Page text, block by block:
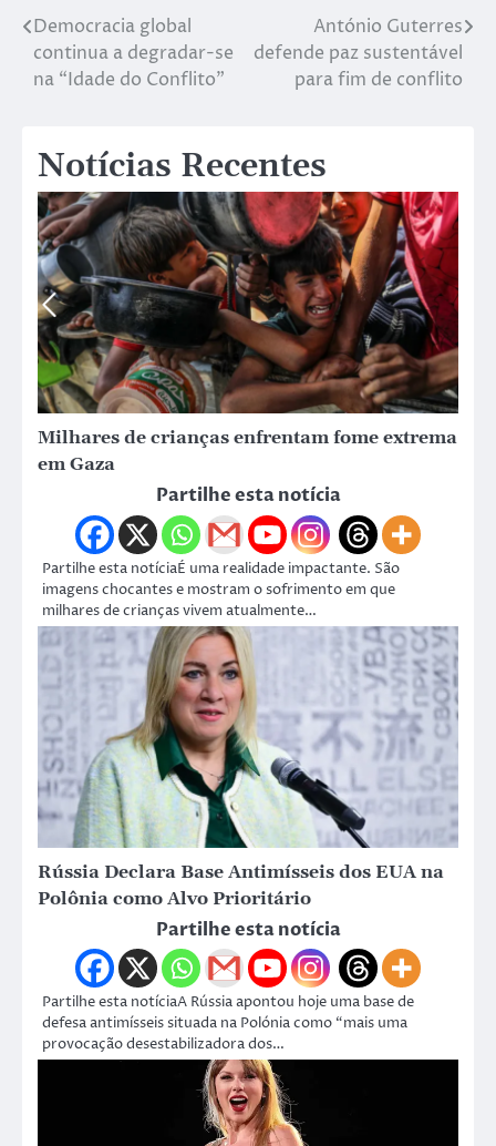
Democracia global
continua a degradar-se
na “Idade do Conflito”
António Guterres
defende paz sustentável
para fim de conflito
Notícias Recentes
Milhares de crianças enfrentam fome extrema
em Gaza
Partilhe esta notícia
Partilhe esta notíciaÉ uma realidade impactante. São
imagens chocantes e mostram o sofrimento em que
milhares de crianças vivem atualmente…
Rússia Declara Base Antimísseis dos EUA na
Polônia como Alvo Prioritário
Partilhe esta notícia
Partilhe esta notíciaA Rússia apontou hoje uma base de
defesa antimísseis situada na Polónia como “mais uma
provocação desestabilizadora dos…